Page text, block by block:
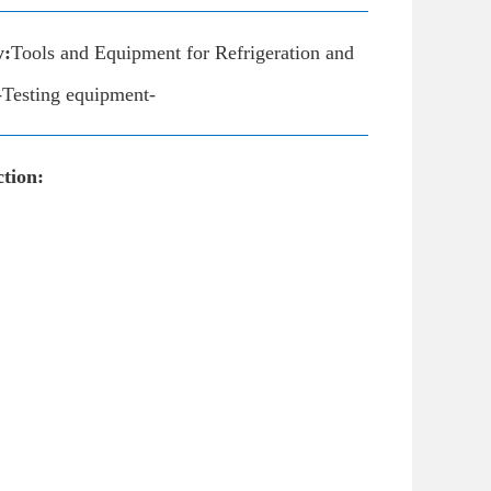
Tools and Equipment for Refrigeration and
equipment-